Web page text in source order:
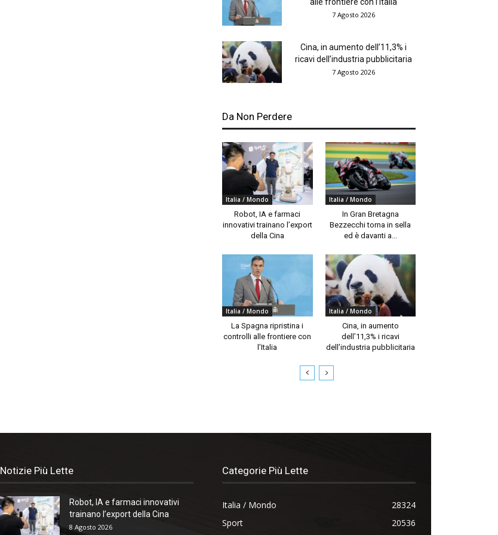
alle frontiere con l’Italia
7 Agosto 2026
Cina, in aumento dell’11,3% i
ricavi dell’industria pubblicitaria
7 Agosto 2026
Da Non Perdere
Italia / Mondo
Robot, IA e farmaci
innovativi trainano l’export
della Cina
Italia / Mondo
In Gran Bretagna
Bezzecchi torna in sella
ed è davanti a...
Italia / Mondo
La Spagna ripristina i
controlli alle frontiere con
l’Italia
Italia / Mondo
Cina, in aumento
dell’11,3% i ricavi
dell’industria pubblicitaria
Notizie Più Lette
Robot, IA e farmaci innovativi
trainano l’export della Cina
8 Agosto 2026
Categorie Più Lette
Italia / Mondo
28324
Sport
20536